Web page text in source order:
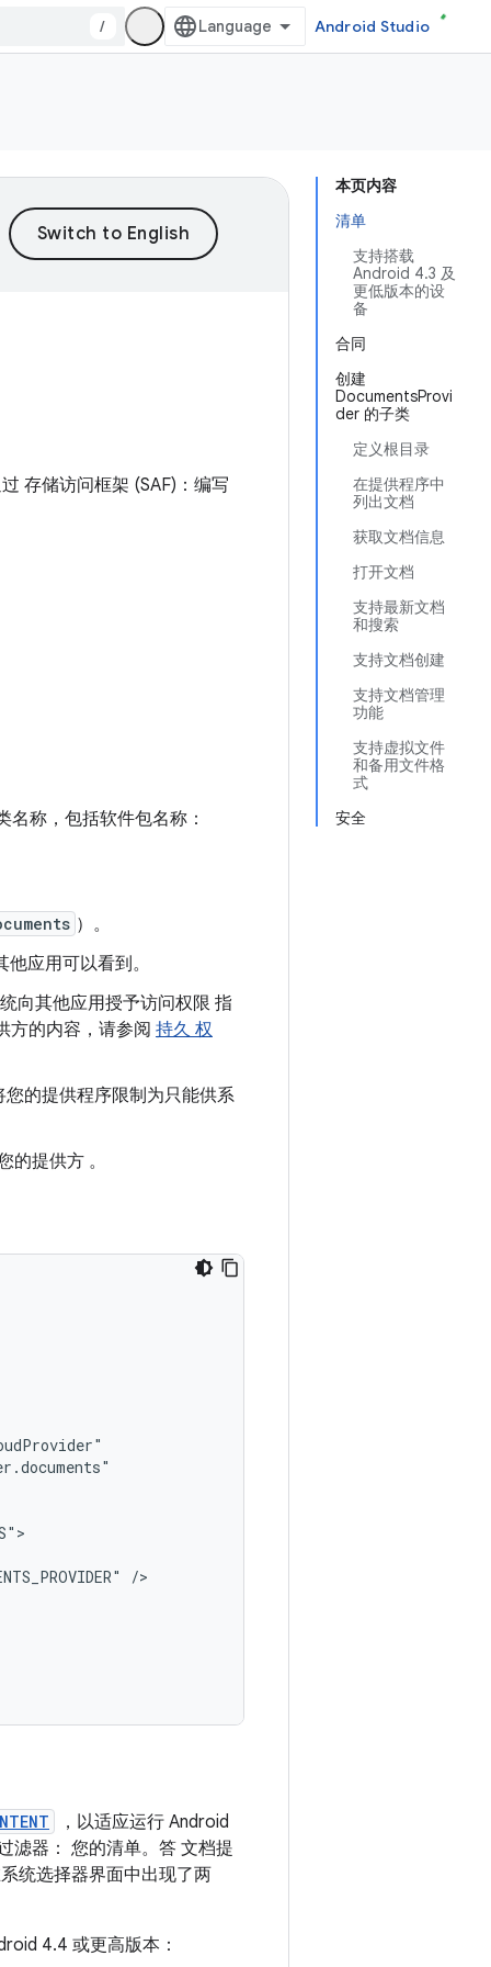
/ Android Studio
本页内容
清单
支持搭载
Android 4.3 及
更低版本的设
备
合同
创建
DocumentsProvi
der 的子类
定义根目录
在提供程序中
列出文档
获取文档信息
打开文档
支持最新文档
和搜索
支持文档创建
支持文档管理
功能
支持虚拟文件
和备用文件格
式
安全
存储访问框架 (SAF)：编写
名称，包括软件包名称：
）。
应用可以看到。
向其他应用授予访问权限 指
方的内容，请参阅 持久 权
的提供程序限制为只能供系
的提供方 。
，以适应运行 Android
滤器： 您的清单。答 文档提
统选择器界面中出现了两
4.4 或更高版本：